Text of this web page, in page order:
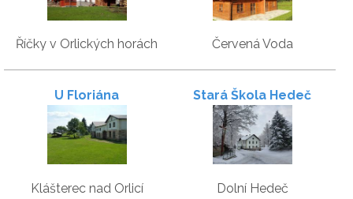
Říčky v Orlických horách Červená Voda
U Floriána
Klášterec nad Orlicí
Stará Škola Hedeč
Dolní Hedeč